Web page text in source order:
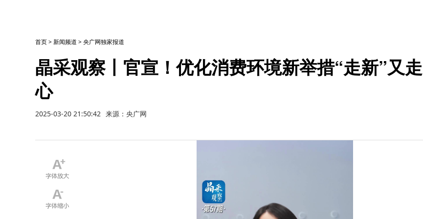
首页>新闻频道 >央广网独家报道
晶采观察丨官宣！优化消费环境新举措“走新”又走
心
2025-03-20 21:50:42 来源：央广网